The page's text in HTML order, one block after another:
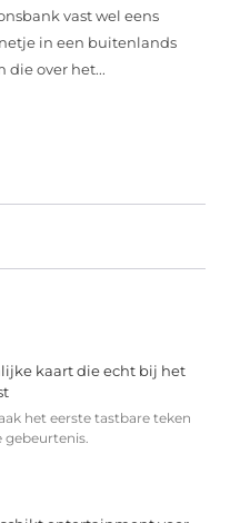
vast wel eens
in een buitenlands
die over het...
kaart die echt bij het
het eerste tastbare teken
gebeurtenis.